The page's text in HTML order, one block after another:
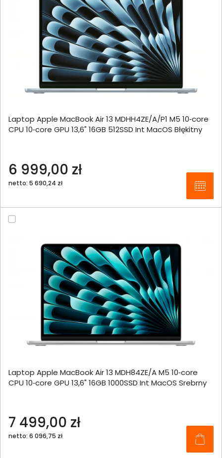
Laptop Apple MacBook Air 13 MDHH4ZE/A/P1 M5 10‑core
CPU 10‑core GPU 13,6" 16GB 512SSD Int MacOS Błękitny
6 999,00 zł
netto: 5 690,24 zł
Laptop Apple MacBook Air 13 MDH84ZE/A M5 10‑core
CPU 10‑core GPU 13,6" 16GB 1000SSD Int MacOS Srebrny
7 499,00 zł
netto: 6 096,75 zł